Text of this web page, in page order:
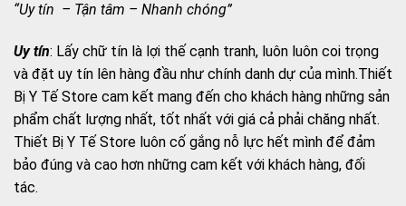
“Uy tín – Tận tâm – Nhanh chóng”
Uy tín: Lấy chữ tín là lợi thế cạnh tranh, luôn luôn coi trọng
và đặt uy tín lên hàng đầu như chính danh dự của mình.Thiết
Bị Y Tế Store cam kết mang đến cho khách hàng những sản
phẩm chất lượng nhất, tốt nhất với giá cả phải chăng nhất.
Thiết Bị Y Tế Store luôn cố gắng nỗ lực hết mình để đảm
bảo đúng và cao hơn những cam kết với khách hàng, đối
tác.